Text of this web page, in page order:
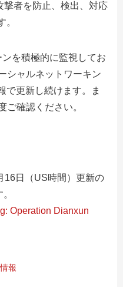
者を防止、検出、対応
。
を積極的に監視してお
シャルネットワーキン
で更新し続けます。ま
ご確認ください。
日（US時間）更新の
Operation Dianxun
報